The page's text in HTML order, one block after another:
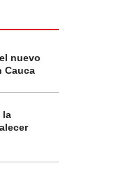
nuevo
Cauca
la